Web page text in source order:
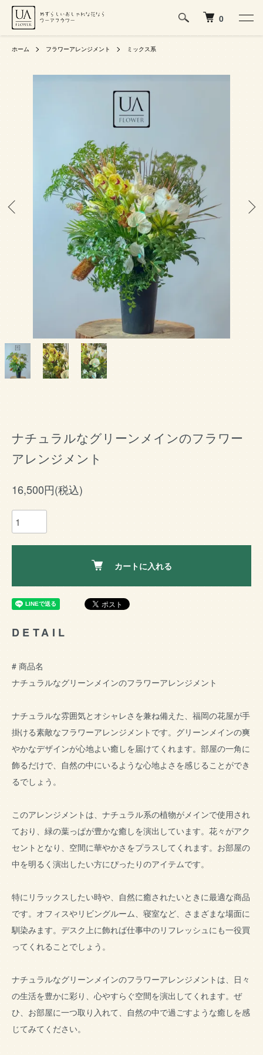
0
ホーム フラワーアレンジメント ミックス系
ナチュラルなグリーンメインのフラワー
アレンジメント
16,500円(税込)
カートに入れる
DETAIL
# 商品名
ナチュラルなグリーンメインのフラワーアレンジメント
ナチュラルな雰囲気とオシャレさを兼ね備えた、福岡の花屋が手
掛ける素敵なフラワーアレンジメントです。グリーンメインの爽
やかなデザインが心地よい癒しを届けてくれます。部屋の一角に
飾るだけで、自然の中にいるような心地よさを感じることができ
るでしょう。
このアレンジメントは、ナチュラル系の植物がメインで使用され
ており、緑の葉っぱが豊かな癒しを演出しています。花々がアク
セントとなり、空間に華やかさをプラスしてくれます。お部屋の
中を明るく演出したい方にぴったりのアイテムです。
特にリラックスしたい時や、自然に癒されたいときに最適な商品
です。オフィスやリビングルーム、寝室など、さまざまな場面に
馴染みます。デスク上に飾れば仕事中のリフレッシュにも一役買
ってくれることでしょう。
ナチュラルなグリーンメインのフラワーアレンジメントは、日々
の生活を豊かに彩り、心やすらぐ空間を演出してくれます。ぜ
ひ、お部屋に一つ取り入れて、自然の中で過ごすような癒しを感
じてみてください。